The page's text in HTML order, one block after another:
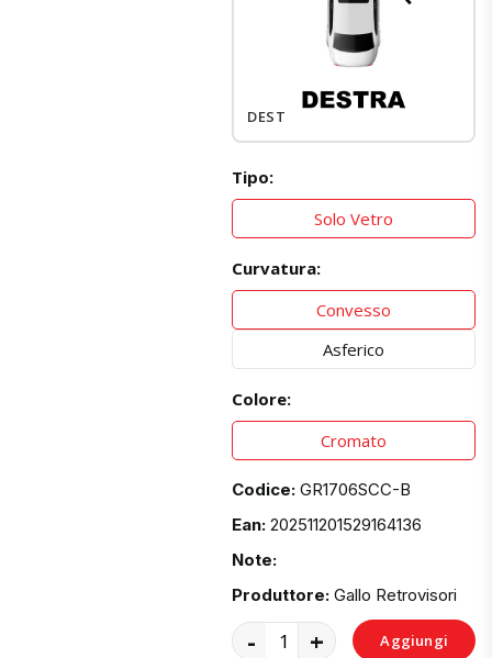
DESTRO
Tipo:
Solo Vetro
Curvatura:
Convesso
Asferico
Colore:
Cromato
Codice: GR1706SCC-B
Ean: 202511201529164136
Note:
Produttore: Gallo Retrovisori
- + Aggiungi